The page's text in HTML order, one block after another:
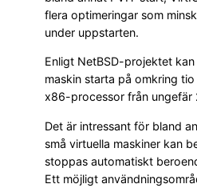
flera optimeringar som
under uppstarten.
Enligt NetBSD-projektet
maskin starta på omkring
x86-processor från ungefär
Det är intressant för bland
små virtuella maskiner kan
stoppas automatiskt
Ett möjligt